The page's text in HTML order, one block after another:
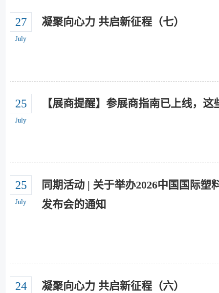
27
July
凝聚向心力 共启新征程（七）
25
July
【展商提醒】参展商指南已上线，
25
July
同期活动 | 关于举办2026中国国际塑
发布会的通知
24 凝聚向心力 共启新征程（六）